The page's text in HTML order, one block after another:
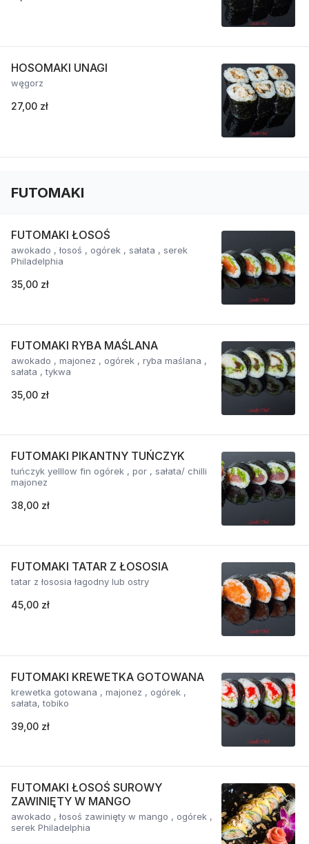
HOSOMAKI UNAGI
węgorz
27,00 zł
FUTOMAKI
FUTOMAKI ŁOSOŚ
awokado , łosoś , ogórek , sałata , serek
Philadelphia
35,00 zł
FUTOMAKI RYBA MAŚLANA
awokado , majonez , ogórek , ryba maślana ,
sałata , tykwa
35,00 zł
FUTOMAKI PIKANTNY TUŃCZYK
tuńczyk yelllow fin ogórek , por , sałata/ chilli
majonez
38,00 zł
FUTOMAKI TATAR Z ŁOSOSIA
tatar z łososia łagodny lub ostry
45,00 zł
FUTOMAKI KREWETKA GOTOWANA
krewetka gotowana , majonez , ogórek ,
sałata, tobiko
39,00 zł
FUTOMAKI ŁOSOŚ SUROWY
ZAWINIĘTY W MANGO
awokado , łosoś zawinięty w mango , ogórek ,
serek Philadelphia